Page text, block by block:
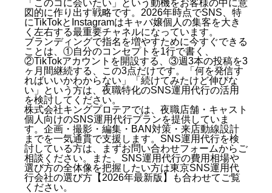
「このコに会いたい」という動機をお客様の中に意
図的に作り出す戦略です。2026年時点でSNS、特
にTikTokとInstagramはキャバ嬢個人の集客を大き
く左右する最重要チャネルになっています。
ブランディングで指名を増やすために今すぐできる
ことは、①自分のコンセプトを1行で書く、
②TikTokアカウントを開設する、③週3本の投稿を3
ヶ月間継続する、この3点だけです。「何を発信す
ればいいかわからない」「続けてみたけど伸びな
い」という方は、夜職特化のSNS運用代行の活用
を検討してください。
株式会社キングプロテアでは、夜職店舗・キャスト
個人向けのSNS運用代行プランを提供していま
す。企画・撮影・編集・BAN対策・来店動線設計
までを一気通貫で支援します。SNS運用代行を検
討している方は、まずお問い合わせフォームからご
相談ください。また、SNS運用代行の費用相場や
選び方の全体像を把握したい方は東京SNS運用代
行会社の選び方【2026年最新版】
も合わせてご覧
ください。